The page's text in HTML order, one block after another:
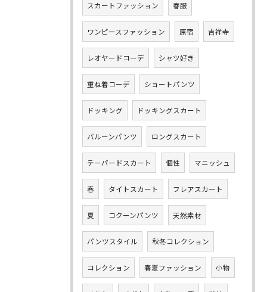
スカートファッション 春服
ワンピースファッション 原宿 吉祥寺
レオヤードコーデ シャツ好き
重ね着コーデ ショートパンツ
ドッキング ドッキングスカート
バルーンパンツ ロングスカート
テーパードスカート 個性 マニッシュ
春 タイトスカート フレアスカート
夏 コクーンパンツ 天然素材
パンツスタイル 秋冬コレクション
コレクション 春夏ファッション 小物